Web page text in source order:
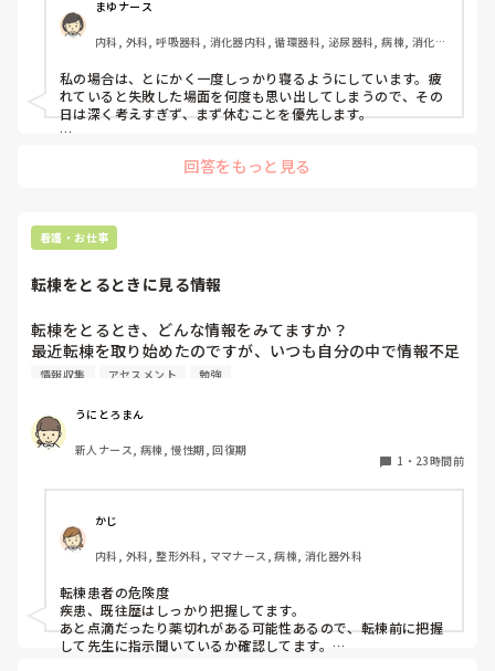
まゆナース
内科, 外科, 呼吸器科, 消化器内科, 循環器科, 泌尿器科, 病棟, 消化器
私の場合は、とにかく一度しっかり寝るようにしています。疲
れていると失敗した場面を何度も思い出してしまうので、その
日は深く考えすぎず、まず休むことを優先します。
していくうちに、少しずつ気持ちが前に進むことが多いです。
すぐに切り替えられない日があっても、眠って時間を置き、ま
た目の前の仕事に向き合うことが、私にとって一番の切り替え
回答をもっと見る
看護・お仕事
転棟をとるときに見る情報
転棟をとるとき、どんな情報をみてますか？
最近転棟を取り始めたのですが、いつも自分の中で情報不足
だなと思います💦
情報収集 アセスメント 勉強
うにとろまん
新人ナース, 病棟, 慢性期, 回復期
1 ・ 23時間前
かじ
内科, 外科, 整形外科, ママナース, 病棟, 消化器外科
転棟患者の危険度
疾患、既往歴はしっかり把握してます。
あと点滴だったり薬切れがある可能性あるので、転棟前に把握
して先生に指示聞いているか確認してます。